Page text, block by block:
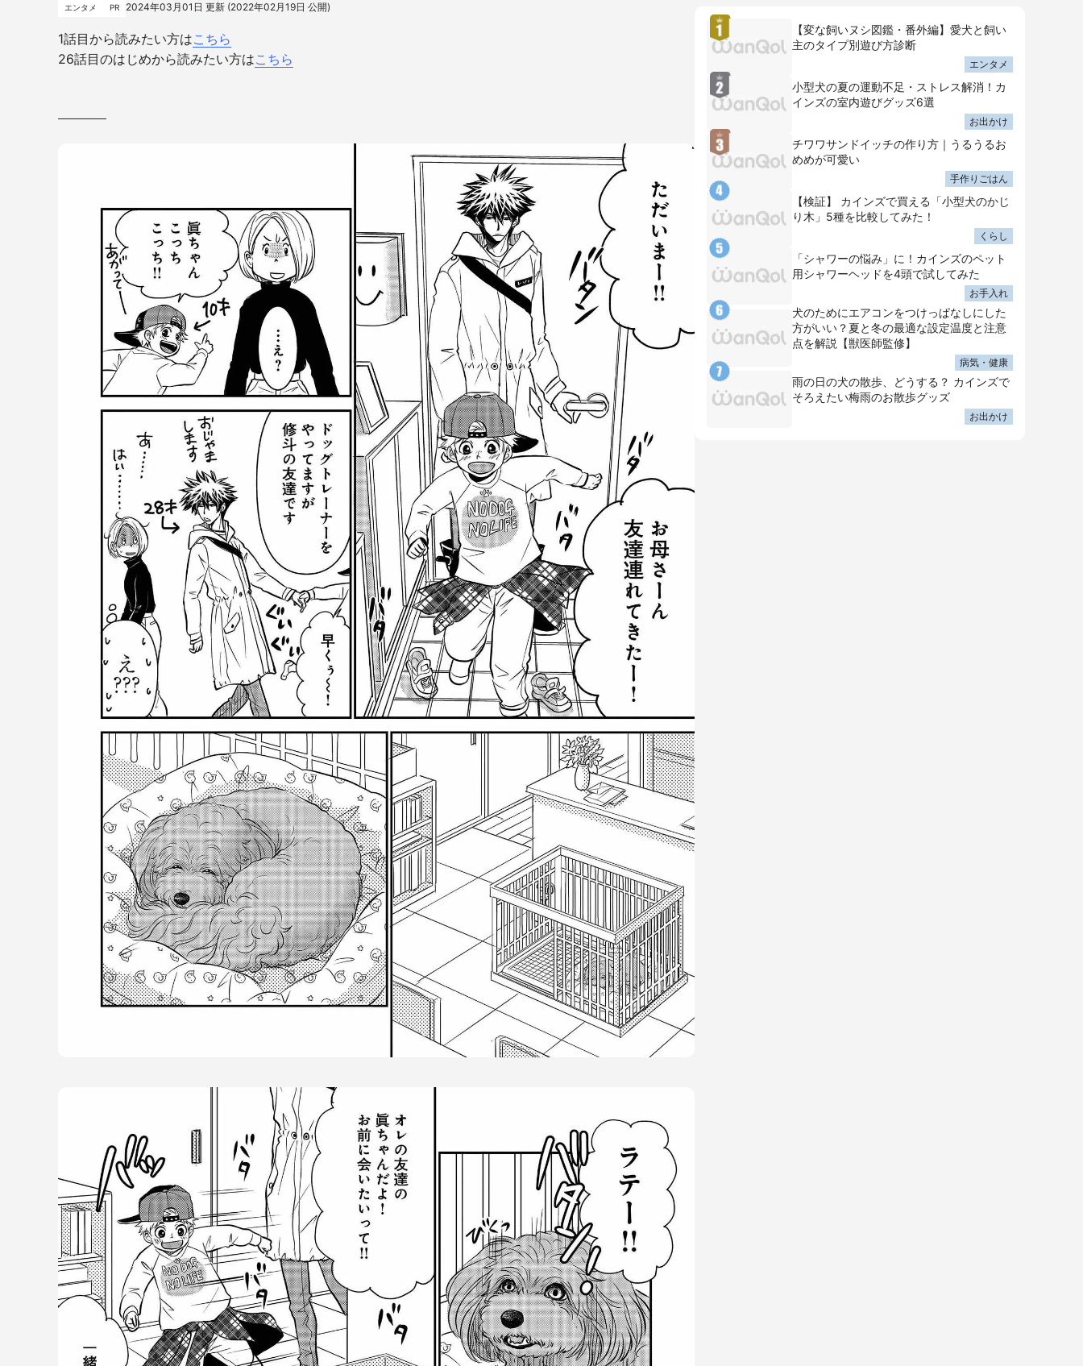
エンタメ PR 2024年03月01日 更新 (2022年02月19日 公開)
1話目から読みたい方はこちら
26話目のはじめから読みたい方はこちら
【変な飼いヌシ図鑑・番外編】愛犬と飼い
主のタイプ別遊び方診断
エンタメ
小型犬の夏の運動不足・ストレス解消！カ
インズの室内遊びグッズ6選
お出かけ
チワワサンドイッチの作り方｜うるうるお
めめが可愛い
手作りごはん
【検証】 カインズで買える「小型犬のかじ
り木」5種を比較してみた！
くらし
「シャワーの悩み」に！カインズのペット
用シャワーヘッドを4頭で試してみた
お手入れ
犬のためにエアコンをつけっぱなしにした
方がいい？夏と冬の最適な設定温度と注意
点を解説【獣医師監修】
病気・健康
雨の日の犬の散歩、どうする？ カインズで
そろえたい梅雨のお散歩グッズ
お出かけ